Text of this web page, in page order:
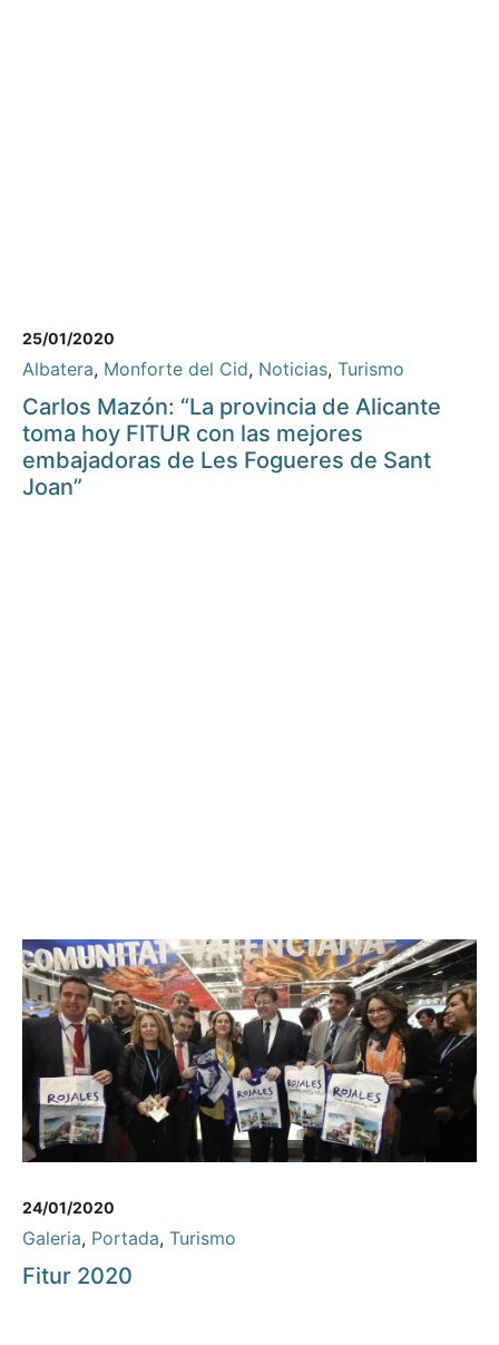
25/01/2020
Albatera, Monforte del Cid, Noticias, Turismo
Carlos Mazón: “La provincia de Alicante
toma hoy FITUR con las mejores
embajadoras de Les Fogueres de Sant
Joan”
24/01/2020
Galeria, Portada, Turismo
Fitur 2020